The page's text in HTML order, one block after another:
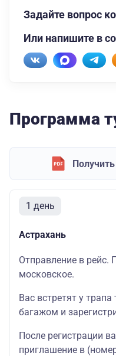
Задайте вопрос
Или напишите в
Программа
1 день
Астрахань
Отправление в рейс.
московское.
Вас встретят у
багажом и
После регистрации
приглашение в